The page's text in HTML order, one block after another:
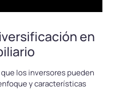
en
los inversores pueden
y características